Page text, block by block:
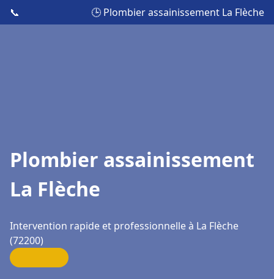
📞 🕒 Plombier assainissement La Flèche
Plombier assainissement
La Flèche
Intervention rapide et professionnelle à La Flèche
(72200)